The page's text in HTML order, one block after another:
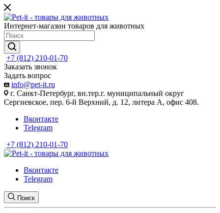
Интернет-магазин товаров для животных
+7 (812) 210-01-70
Заказать звонок
Задать вопрос
info@pet-it.ru
г. Санкт-Петербург, вн.тер.г. муниципальный округ
Сергиевское, пер. 6-й Верхний, д. 12, литера А, офис 408.
Вконтакте
Telegram
+7 (812) 210-01-70
Вконтакте
Telegram
Поиск